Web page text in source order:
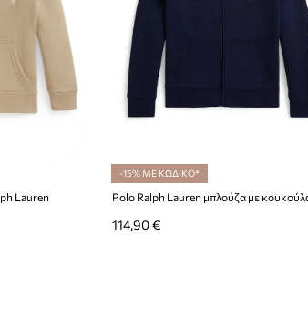
Lauren
-15% ΜΕ ΚΩΔΙΚΟ*
114,90 €